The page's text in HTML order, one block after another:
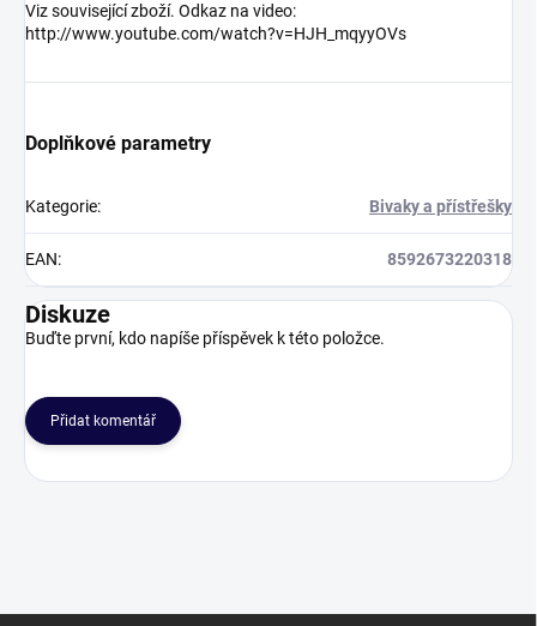
Viz související zboží. Odkaz na video:
http://www.youtube.com/watch?v=HJH_mqyyOVs
Doplňkové parametry
Kategorie: Bivaky a přístřešky
EAN: 8592673220318
Diskuze
Buďte první, kdo napíše příspěvek k této položce.
Přidat komentář